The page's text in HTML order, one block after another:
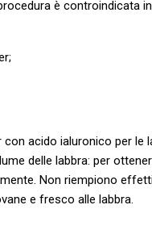
è controindicata
acido ialuronico per
delle labbra: per
Non riempiono
e fresco alle labbra.